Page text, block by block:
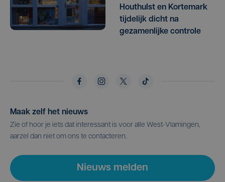
Houthulst en Kortemark
tijdelijk dicht na
gezamenlijke controle
Maak zelf het nieuws
Zie of hoor je iets dat interessant is voor alle West-Vlamingen,
aarzel dan niet om ons te contacteren.
Nieuws melden